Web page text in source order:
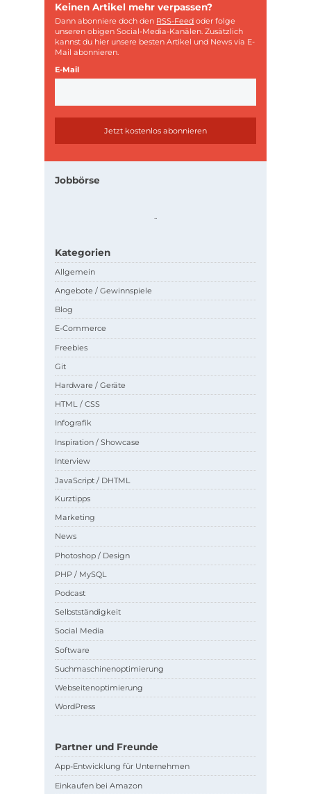
Keinen Artikel mehr verpassen?
Dann abonniere doch den RSS-Feed oder folge
unseren obigen Social-Media-Kanälen. Zusätzlich
kannst du hier unsere besten Artikel und News via E-
Mail abonnieren.
E-Mail
Jobbörse
..
Kategorien
Allgemein
Angebote / Gewinnspiele
Blog
E-Commerce
Freebies
Git
Hardware / Geräte
HTML / CSS
Infografik
Inspiration / Showcase
Interview
JavaScript / DHTML
Kurztipps
Marketing
News
Photoshop / Design
PHP / MySQL
Podcast
Selbstständigkeit
Social Media
Software
Suchmaschinenoptimierung
Webseitenoptimierung
WordPress
Partner und Freunde
App-Entwicklung für Unternehmen
Einkaufen bei Amazon